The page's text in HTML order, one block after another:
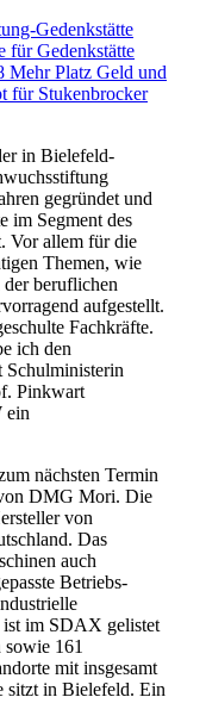
Gedenkstätte
für Gedenkstätte
Mehr Platz Geld und
für Stukenbrocker
in Bielefeld-
gegründet und
im Segment des
Vor allem für die
Themen, wie
beruflichen
aufgestellt.
Fachkräfte.
ich den
Schulministerin
Pinkwart
ein
nächsten Termin
DMG Mori. Die
von
Das
auch
Betriebs-
ist im SDAX gelistet
161
mit insgesamt
sitzt in Bielefeld. Ein